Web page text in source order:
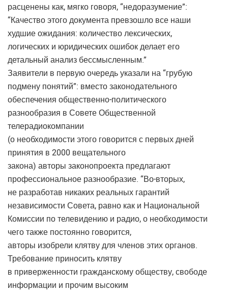
расценены как, мягко говоря, “недоразумение”:
“Качество этого документа превзошло все наши
худшие ожидания: количество лексических,
логических и юридических ошибок делает его
детальный анализ бессмысленным.”
Заявители в первую очередь указали на “грубую
подмену понятий”: вместо законодательного
обеспечения общественно-политического
разнообразия в Совете Общественной
телерадиокомпании
(о необходимости этого говорится с первых дней
принятия в 2000 вещательного
закона) авторы законопроекта предлагают
профессиональное разнообразие. “Во-вторых,
не разработав никаких реальных гарантий
независимости Совета, равно как и Национальной
Комиссии по телевидению и радио, о необходимости
чего также постоянно говорится,
авторы изобрели клятву для членов этих органов.
Требование приносить клятву
в приверженности гражданскому обществу, свободе
информации и прочим высоким